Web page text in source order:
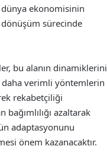
ekonomisinin
sürecinde
bu alanın dinamiklerini
daha verimli yöntemlerin
rekabetçiliği
azaltarak
adaptasyonunu
önem kazanacaktır.